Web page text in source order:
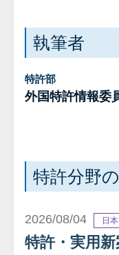
執筆者
特許部
外国特許情報委
特許分野
2026/08/04 日本
特許・実用